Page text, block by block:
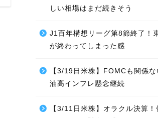
しい相場はまだ続きそう
J1百年構想リーグ第8節終了！
が終わってしまった感
【3/19日米株】FOMCも関係
油高インフレ懸念継続
【3/11日米株】オラクル決算！